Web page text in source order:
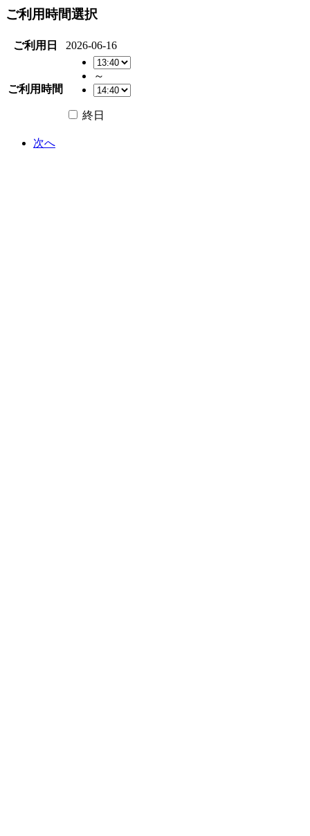
ご利用時間選択
ご利用日 2026-06-16
ご利用時間
～
終日
次へ